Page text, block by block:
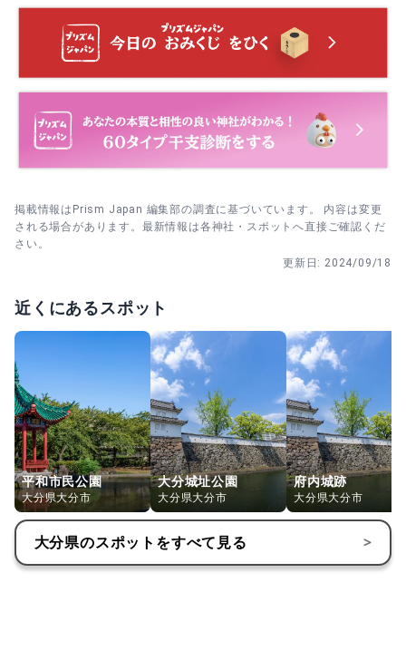
12月31日 師走大祓・除夜祭｜夜は大変混雑、午後の参拝が
安心。
駐車場に着いたら、鳥居→手水→階段→拝殿の順で進みま
す。混む日は最初に参拝を済ませ、授与所は必要なものだ
話予約が必要と案内されています。
出張祭典
出張祭典として、地鎮祭・上棟祭・マンション清め祓いな
どの出張祈祷を行っています。初穂料は20,000円からで、
事前に社務所へ電話予約が必要と案内されています。
掲載情報はPrism Japan 編集部の調査に基づいています。 内容は変更
される場合があります。最新情報は各神社・スポットへ直接ご確認くだ
さい。
更新日: 2024/09/18
近くにあるスポット
平和市民公園
大分県大分市
大分城址公園
大分県大分市
府内城跡
大分県大分市
大分県のスポットをすべて見る >